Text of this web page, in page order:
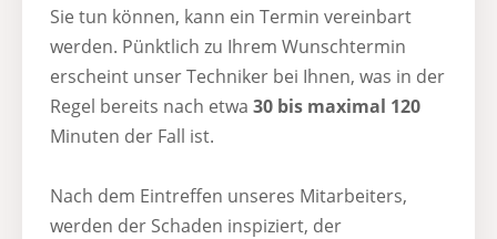
Sie tun können, kann ein Termin vereinbart
werden. Pünktlich zu Ihrem Wunschtermin
erscheint unser Techniker bei Ihnen, was in der
Regel bereits nach etwa 30 bis maximal 120
Minuten der Fall ist.
Nach dem Eintreffen unseres Mitarbeiters,
werden der Schaden inspiziert, der